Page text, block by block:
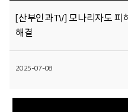
[산부인과TV] 모나리자도 피
해결
2025-07-08